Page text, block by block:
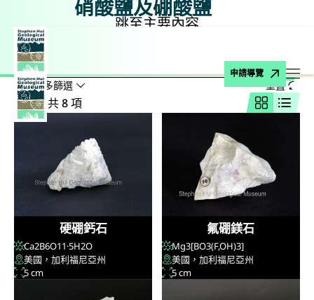
跳至主要內容
申請導覽
打
硝酸鹽及硼酸鹽
硝酸鹽及硼酸鹽
搜尋名稱、公式、地點
搜尋
顯示較多篩選
重置
結果：共 8 項
網格視圖
列表
硬硼鈣石
Ca2B6O11·5H2O
美國，加利福尼亞州
5 cm
氟硼鎂石
Mg3[BO3(F,OH)3]
美國，加利福尼亞州
5 cm